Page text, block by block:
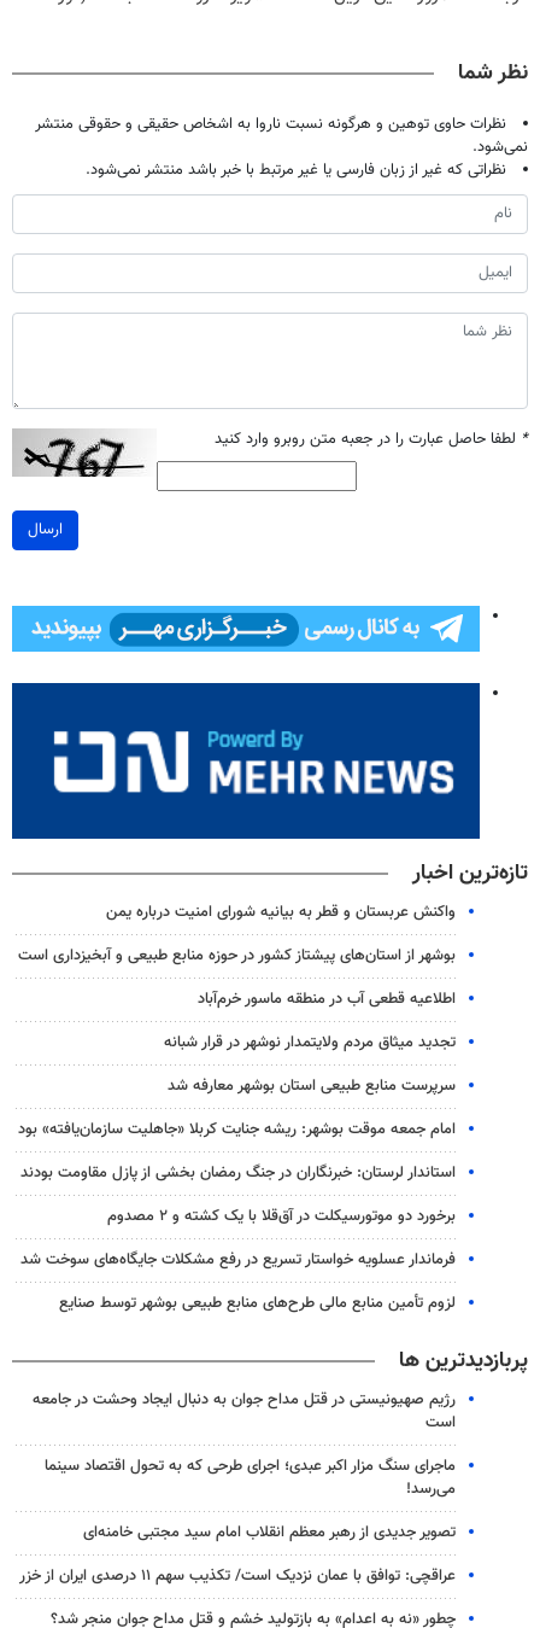
منزل
نظر شما
نظرات حاوی توهین و هرگونه نسبت ناروا به اشخاص حقیقی و حقوقی منتشر
نمی‌شود.
نظراتی که غیر از زبان فارسی یا غیر مرتبط با خبر باشد منتشر نمی‌شود.
* لطفا حاصل عبارت را در جعبه متن روبرو وارد کنید
ارسال
تازه‌ترین اخبار
واکنش عربستان و قطر به بیانیه شورای امنیت درباره یمن
بوشهر از استان‌های پیشتاز کشور در حوزه منابع طبیعی و آبخیزداری است
اطلاعیه قطعی آب در منطقه ماسور خرم‌آباد
تجدید میثاق مردم ولایتمدار نوشهر در قرار شبانه
سرپرست منابع طبیعی استان بوشهر معارفه شد
امام جمعه موقت بوشهر: ریشه جنایت کربلا «جاهلیت سازمان‌یافته» بود
استاندار لرستان: خبرنگاران در جنگ رمضان بخشی از پازل مقاومت بودند
برخورد دو موتورسیکلت در آق‌قلا با یک کشته و ۲ مصدوم
فرماندار عسلویه خواستار تسریع در رفع مشکلات جایگاه‌های سوخت شد
لزوم تأمین منابع مالی طرح‌های منابع طبیعی بوشهر توسط صنایع
پربازدیدترین ها
رژیم صهیونیستی در قتل مداح جوان به دنبال ایجاد وحشت در جامعه
است
ماجرای سنگ مزار اکبر عبدی؛ اجرای طرحی که به تحول اقتصاد سینما
می‌رسد!
تصویر جدیدی از رهبر معظم انقلاب امام سید مجتبی خامنه‌ای
عراقچی: توافق با عمان نزدیک است/ تکذیب سهم ۱۱ درصدی ایران از خزر
چطور «نه به اعدام» به بازتولید خشم و قتل مداح جوان منجر شد؟